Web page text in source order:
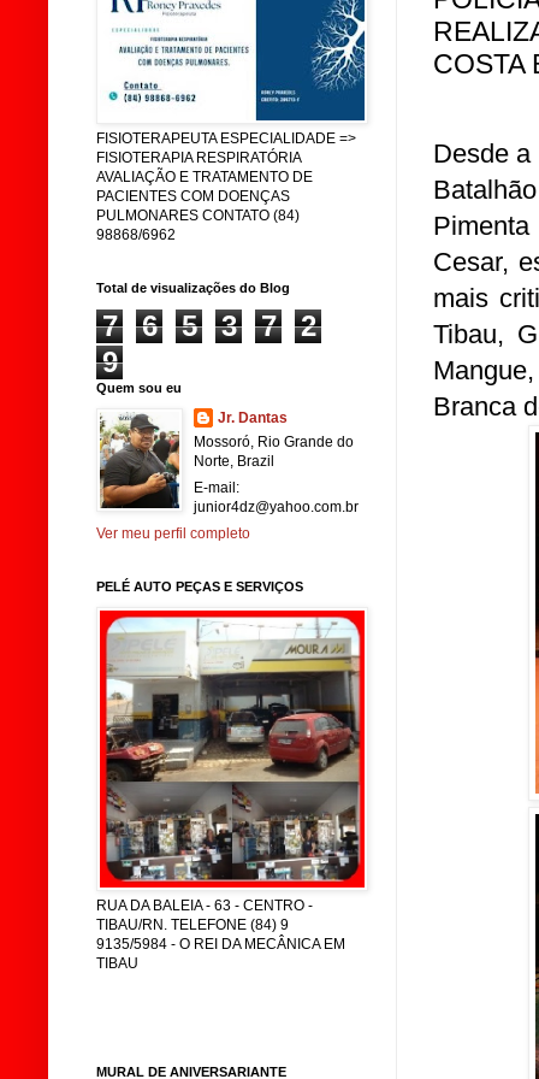
COSTA
Desde a
Cesar,
mais
Tibau,
Branca
FISIOTERAPEUTA ESPECIALIDADE =>
FISIOTERAPIA RESPIRATÓRIA
AVALIAÇÃO E TRATAMENTO DE
PACIENTES COM DOENÇAS
PULMONARES CONTATO (84)
98868/6962
Total de visualizações do Blog
7 6 5 3 7
2
9
Quem sou eu
Jr. Dantas
Mossoró, Rio Grande do
Norte, Brazil
E-mail:
junior4dz@yahoo.com.br
Ver meu perfil completo
PELÉ AUTO PEÇAS E SERVIÇOS
RUA DA BALEIA - 63 - CENTRO -
TIBAU/RN. TELEFONE (84) 9
9135/5984 - O REI DA MECÂNICA EM
TIBAU
MURAL DE ANIVERSARIANTE